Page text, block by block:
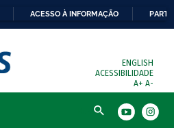
ACESSO À INFORMAÇÃO
ENGLISH
ACESSIBILIDADE
A+ A-
Busca